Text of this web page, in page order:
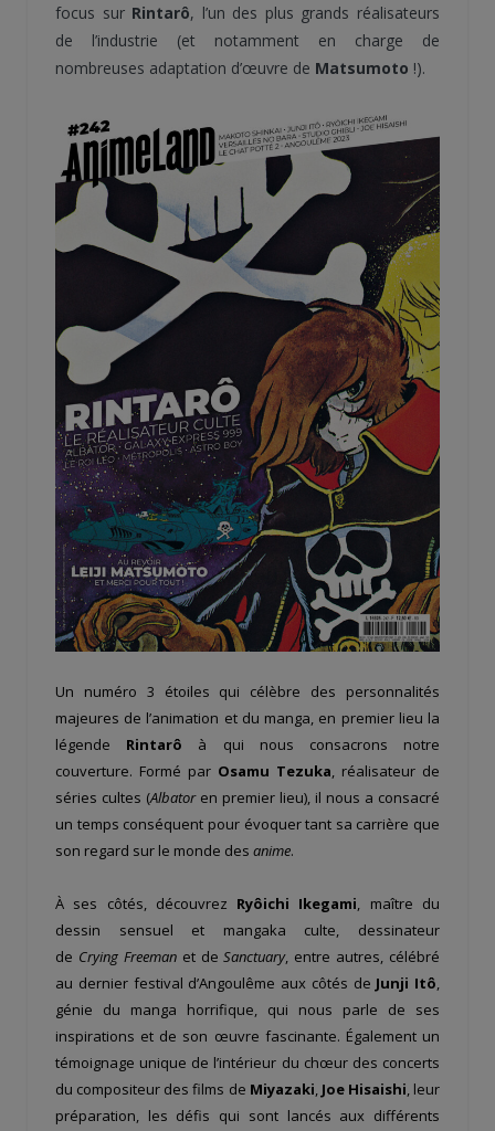
focus sur Rintarô, l’un des plus grands réalisateurs
de l’industrie (et notamment en charge de
nombreuses adaptation d’œuvre de Matsumoto !).
Un numéro 3 étoiles qui célèbre des personnalités
majeures de l’animation et du manga, en premier lieu la
légende Rintarô à qui nous consacrons notre
couverture. Formé par Osamu Tezuka, réalisateur de
séries cultes (Albatoren premier lieu), il nous a consacré
un temps conséquent pour évoquer tant sa carrière que
son regard sur le monde des anime.
À ses côtés, découvrez Ryôichi Ikegami, maître du
dessin sensuel et mangaka culte, dessinateur
de CryingFreemanet deSanctuary, entre autres, célébré
au dernier festival d’Angoulême aux côtés de Junji Itô,
génie du manga horrifique, qui nous parle de ses
inspirations et de son œuvre fascinante. Également un
témoignage unique de l’intérieur du chœur des concerts
du compositeur des films de Miyazaki, Joe Hisaishi, leur
préparation, les défis qui sont lancés aux différents